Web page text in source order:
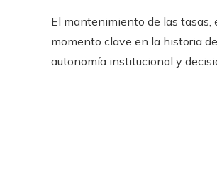
El mantenimiento de las tasas,
momento clave en la historia
autonomía institucional y